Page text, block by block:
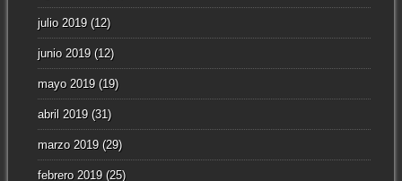
julio 2019(12)
junio 2019(12)
mayo 2019(19)
abril 2019(31)
marzo 2019(29)
febrero 2019(25)